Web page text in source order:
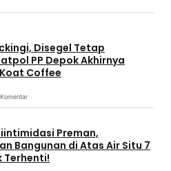
Disegel Tetap
PP Depok Akhirnya
Coffee
Preman,
Bangunan di Atas Air Situ 7
Terhenti!